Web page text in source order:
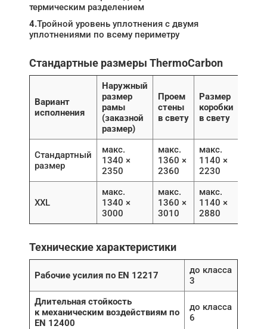
термическим разделением
4.Тройной уровень уплотнения с двумя
уплотнениями по всему периметру
Стандартные размеры ThermoCarbon
Вариант
исполнения
Наружный
размер
рамы
(заказной
размер)
Проем
стены
в свету
Размер
коробки
в свету
Стандартный
размер
макс.
1340 ×
2350
макс.
1360 ×
2360
макс.
1140 ×
2230
XXL
макс.
1340 ×
3000
макс.
1360 ×
3010
макс.
1140 ×
2880
Технические характеристики
Рабочие усилия по EN 12217
до класса
3
Длительная стойкость
к механическим воздействиям по
EN 12400
до класса
6